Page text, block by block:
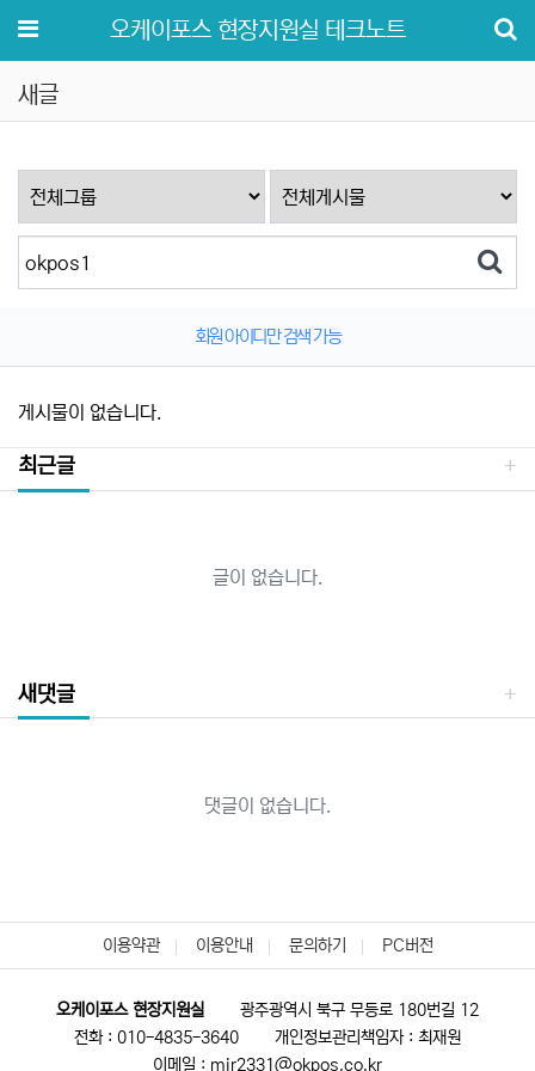
메뉴 오케이포스 현장지원실 테크노트
새글
회원 아이디만 검색 가능
게시물이 없습니다.
최근글
글이 없습니다.
새댓글
댓글이 없습니다.
이용약관 이용안내 문의하기 PC버전
오케이포스 현장지원실
광주광역시 북구 무등로 180번길 12
전화 : 010-4835-3640
개인정보관리책임자 : 최재원
이메일 : mir2331@okpos.co.kr